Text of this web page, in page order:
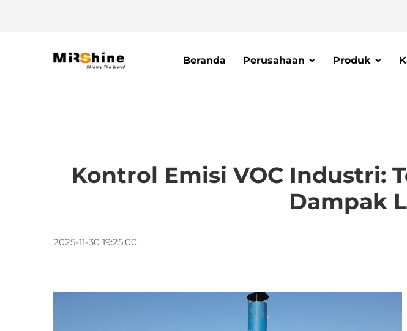
Beranda Perusahaan Produk
Kontrol Emisi VOC Industri:
Dampak
2025-11-30 19:25:00